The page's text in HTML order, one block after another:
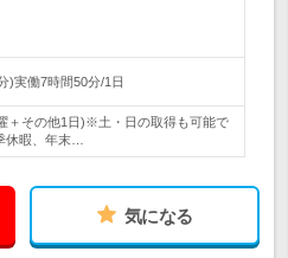
)実働7時間50分/1日
＋その他1日)※土・日の取得も可能で
休暇、年末…
気になる